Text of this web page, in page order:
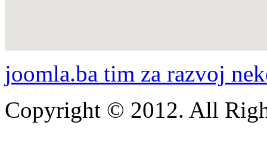
joomla.ba tim za razvoj
Copyright © 2012. All